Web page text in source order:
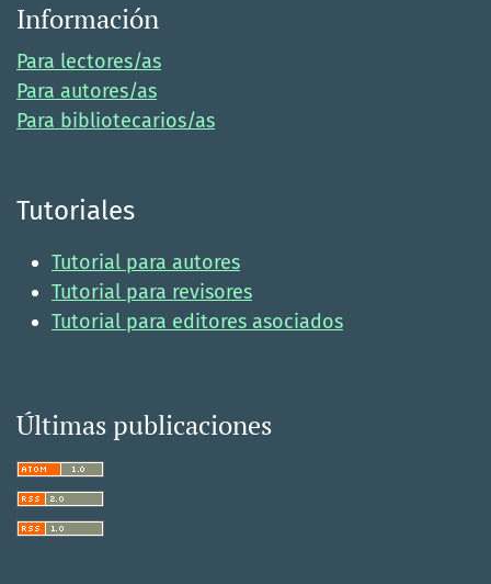
Información
Para lectores/as
Para autores/as
Para bibliotecarios/as
Tutoriales
Tutorial para autores
Tutorial para revisores
Tutorial para editores asociados
Últimas publicaciones